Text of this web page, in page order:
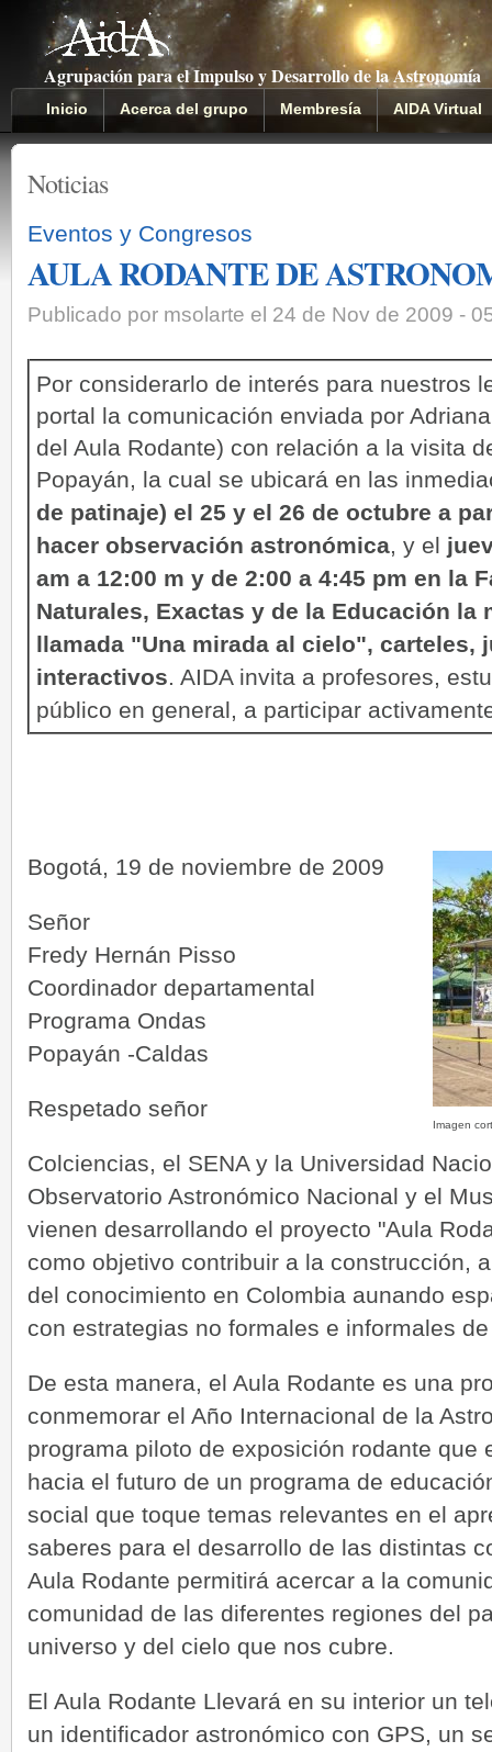
Agrupación para el Impulso y Desarrollo de la Astronomía
Inicio Acerca del grupo Membresía AIDA Virtual
Noticias
Eventos y Congresos
AULA RODANTE DE
Publicado por msolarte el 24 de Nov de 2009 -
Por considerarlo de interés para nuestros
portal la comunicación enviada por
del Aula Rodante) con relación a la visita
Popayán, la cual se ubicará en las
de patinaje) el 25 y el 26 de octubre a
hacer observación astronómica , y el
am a 12:00 m y de 2:00 a 4:45 pm en la
Naturales, Exactas y de la Educación la
llamada "Una mirada al cielo", carteles,
interactivos . AIDA invita a profesores,
público en general, a participar
Imagen
Bogotá, 19 de noviembre de 2009
Señor
Fredy Hernán Pisso
Coordinador departamental
Programa Ondas
Popayán -Caldas
Respetado señor
Colciencias, el SENA y la Universidad
Observatorio Astronómico Nacional y el
vienen desarrollando el proyecto "Aula
como objetivo contribuir a la construcción,
del conocimiento en Colombia aunando
con estrategias no formales e informales
De esta manera, el Aula Rodante es una
conmemorar el Año Internacional de la
programa piloto de exposición rodante que
hacia el futuro de un programa de
social que toque temas relevantes en el
saberes para el desarrollo de las distintas
Aula Rodante permitirá acercar a la
comunidad de las diferentes regiones del
universo y del cielo que nos cubre.
El Aula Rodante Llevará en su interior un
un identificador astronómico con GPS, un